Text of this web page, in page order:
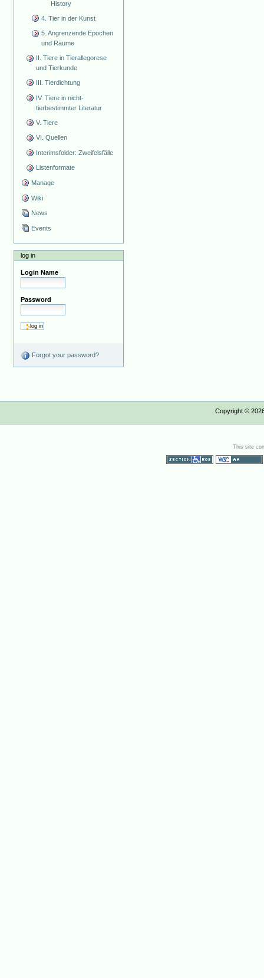
History
4. Tier in der Kunst
5. Angrenzende Epochen
und Räume
II. Tiere in Tierallegorese
und Tierkunde
III. Tierdichtung
IV. Tiere in nicht-
tierbestimmter Literatur
V. Tiere
VI. Quellen
Interimsfolder: Zweifelsfälle
Listenformate
Manage
Wiki
News
Events
log in
Login Name
Password
Forgot your password?
Copyright ©
This site